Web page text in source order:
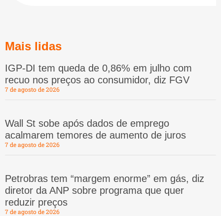
Mais lidas
IGP-DI tem queda de 0,86% em julho com
recuo nos preços ao consumidor, diz FGV
7 de agosto de 2026
Wall St sobe após dados de emprego
acalmarem temores de aumento de juros
7 de agosto de 2026
Petrobras tem “margem enorme” em gás, diz
diretor da ANP sobre programa que quer
reduzir preços
7 de agosto de 2026